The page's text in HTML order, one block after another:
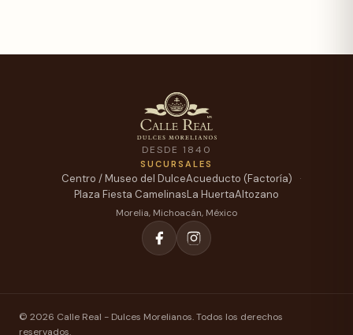
DESDE 1840
SUCURSALES
Centro / Museo del DulceAcueducto (Factoría)
Plaza Fiesta CamelinasLa HuertaAltozano
Morelia, Michoacán, México
© 2026 Calle Real - Dulces Morelianos. Todos los derechos
reservados.